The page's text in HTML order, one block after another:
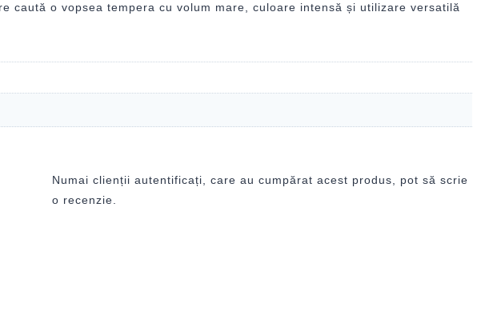
caută o vopsea tempera cu volum mare, culoare intensă și utilizare versatilă
Numai clienții autentificați, care au cumpărat acest produs, pot să scrie
o recenzie.